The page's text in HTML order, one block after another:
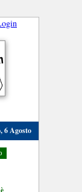
6 Agosto